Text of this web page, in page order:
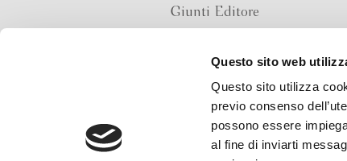
Questo sito web
Questo sito utilizza
previo consenso
possono essere
al fine di inviarti
Giunti Editore
Via Bolognese 165,
50139 Firenze